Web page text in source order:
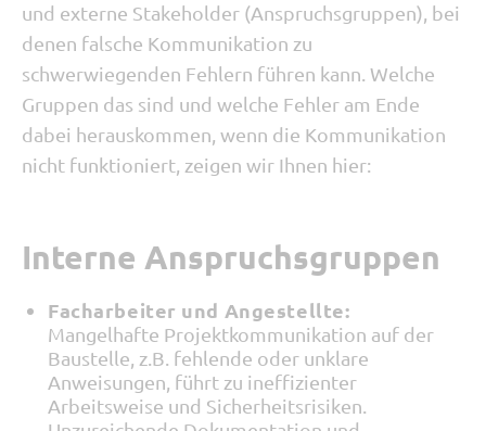
und externe Stakeholder (Anspruchsgruppen), bei
denen falsche Kommunikation zu
schwerwiegenden Fehlern führen kann. Welche
Gruppen das sind und welche Fehler am Ende
dabei herauskommen, wenn die Kommunikation
nicht funktioniert, zeigen wir Ihnen hier:
Interne Anspruchsgruppen
Facharbeiter und Angestellte:
Mangelhafte Projektkommunikation auf der
Baustelle, z.B. fehlende oder unklare
Anweisungen, führt zu ineffizienter
Arbeitsweise und Sicherheitsrisiken.